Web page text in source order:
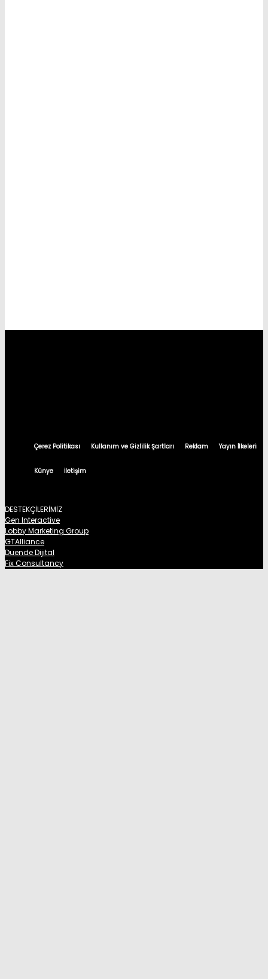
Çerez Politikası Kullanım ve Gizlilik Şartları Reklam Yayın İlkeleri
Künye İletişim
DESTEKÇİLERİMİZ
Gen Interactive
Lobby Marketing Group
GTAlliance
Duende Dijital
Fix Consultancy